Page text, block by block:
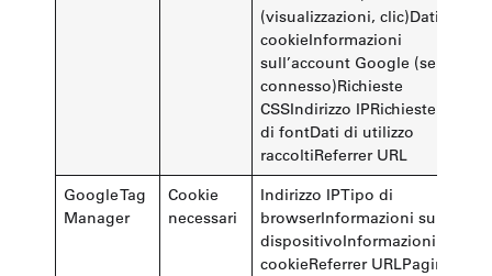
(visualizzazioni, clic)Dati dei
cookieInformazioni
sull’account Google (se
connesso)Richieste
CSSIndirizzo IPRichieste di file
di fontDati di utilizzo
raccoltiReferrer URL
Google Tag
Manager
Cookie
necessari
Indirizzo IPTipo di
browserInformazioni sul
dispositivoInformazioni sui
cookieReferrer URLPagine